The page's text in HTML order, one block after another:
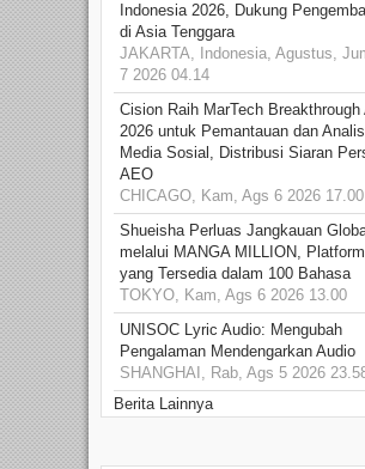
Indonesia 2026, Dukung
di Asia Tenggara
JAKARTA, Indonesia, Agustus,
7 2026 04.14
Cision Raih MarTech Breakthrough
2026 untuk Pemantauan dan
Media Sosial, Distribusi Siaran
AEO
CHICAGO, Kam, Ags 6 2026 17.00
Shueisha Perluas Jangkauan
melalui MANGA MILLION,
yang Tersedia dalam 100 Bahasa
TOKYO, Kam, Ags 6 2026 13.00
UNISOC Lyric Audio: Mengubah
Pengalaman Mendengarkan Audio
SHANGHAI, Rab, Ags 5 2026
Berita Lainnya